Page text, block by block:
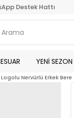
Destek Hattı
YENİ SEZON
Nervürlü Erkek